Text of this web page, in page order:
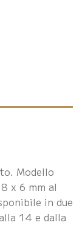
Modello
x 6 mm al
in due
14 e dalla